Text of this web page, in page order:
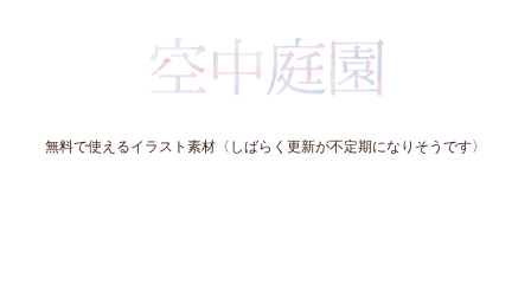
無料で使えるイラスト素材〈しばらく更新が不定期になりそうです〉